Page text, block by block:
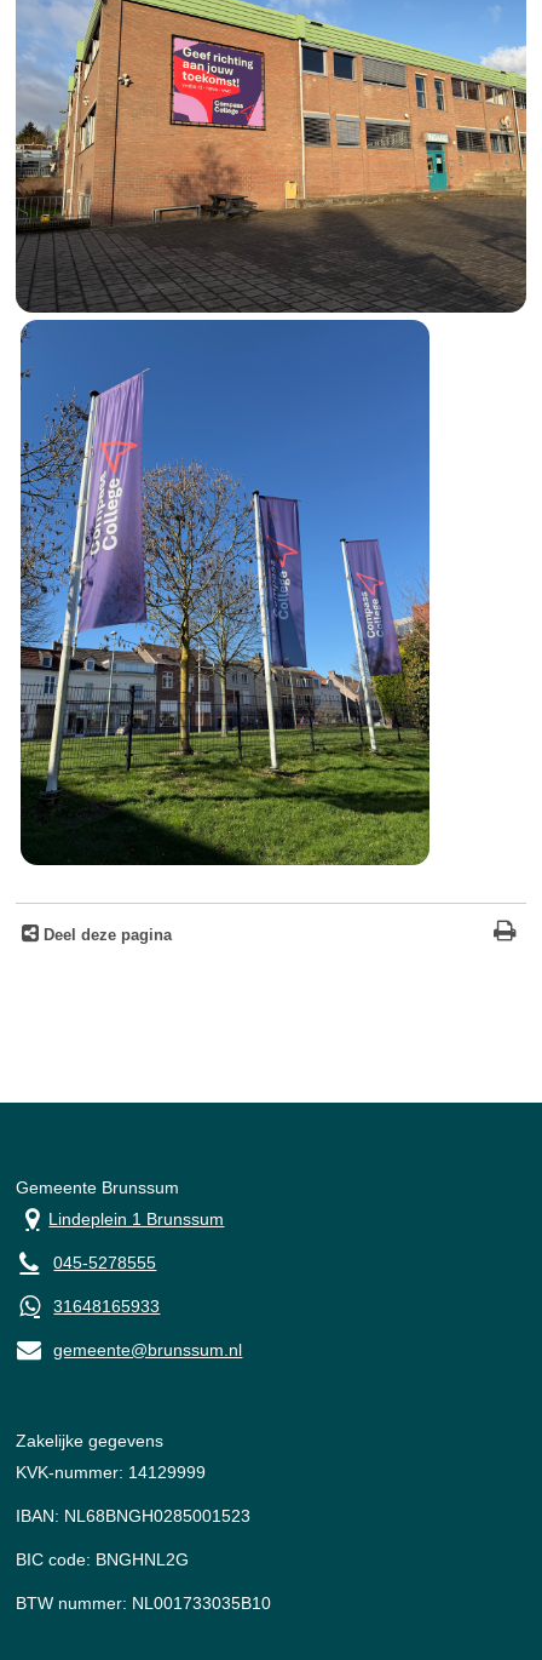
Deel deze pagina
Gemeente Brunssum
Lindeplein 1 Brunssum
045-5278555
31648165933
gemeente@brunssum.nl
Zakelijke gegevens
KVK-nummer: 14129999
IBAN: NL68BNGH0285001523
BIC code: BNGHNL2G
BTW nummer: NL001733035B10